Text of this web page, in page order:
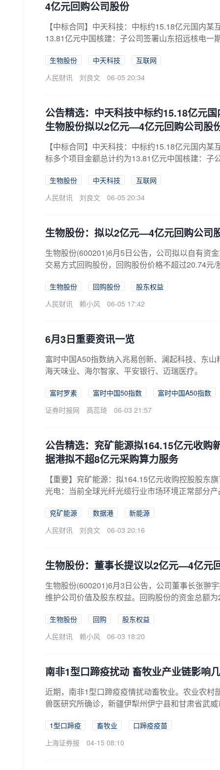
4亿元回购公司股份
【中标合同】中天科技：中标约15.18亿元国内
13.81亿元中国核建：子公司签署山东招远核电
生物股份 中天科技
互联网
人民财讯
刘良文 06-05 20:34
公告精选：中天科技中标约15.18亿元
生物股份拟以2亿元—4亿元回购公司股
【中标合同】中天科技：中标约15.18亿元国内
标多个项目金额总计约为13.81亿元中国核建：子
生物股份 中天科技
互联网
人民财讯
刘良文 06-05 20:34
生物股份：拟以2亿元—4亿元回购公司
生物股份(600201)6月5日公告，公司拟以自有资
交易方式回购股份，回购股份价格不超过20.74元
生物股份 回购股份
股东权益
人民财讯
赖小风 06-05 17:42
6月3日重要资讯一览
富时中国A50指数纳入兆易创新、澜起科技、东
海天味业、海尔智家、平安银行、迈瑞医疗。
富时罗素 富时中国50指数
富时中国A50指数
证券时报网
高蕊琦 06-03 21:57
公告精选：兖矿能源拟164.15亿元收购
据港拟不超8亿元采购算力服务
【重要】兖矿能源：拟164.15亿元收购控股股东
光电：当前全球光纤光缆行业市场环境正常部分
兖矿能源 数据港
新能源
人民财讯
刘良文 06-03 20:16
生物股份：董事长提议以2亿元—4亿元
生物股份(600201)6月3日公告，公司董事长张翀
维护公司价值及股东权益。回购股份的资金总额
生物股份 回购
股东权益
人民财讯
赖小风 06-03 18:20
南非1型口蹄疫扰动 畜牧业产业链影响
近期，南非1型口蹄疫疫情扰动畜牧业。农业农
兽医研究所确诊，新疆伊犁州伊宁县和甘肃省武
1型口蹄疫 畜牧业
口蹄疫疫苗
上海证券报
04-15 08:10